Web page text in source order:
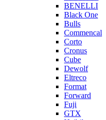
BENELLI
Black One
Bulls
Commencal
Corto
Cronus
Cube
Dewolf
Eltreco
Format
Forward
Fuji
GTX